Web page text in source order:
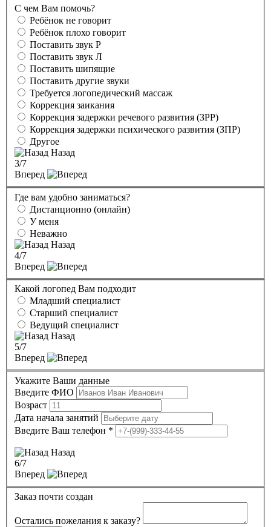
С чем Вам помочь?
Ребёнок не говорит
Ребёнок плохо говорит
Поставить звук Р
Поставить звук Л
Поставить шипящие
Поставить другие звуки
Требуется логопедический массаж
Коррекция заикания
Коррекция задержки речевого развития (ЗРР)
Коррекция задержки психического развития (ЗПР)
Другое
Назад
3/7
Вперед
Где вам удобно заниматься?
Дистанционно (онлайн)
У меня
Неважно
Назад
4/7
Вперед
Какой логопед Вам подходит
Младший специалист
Старший специалист
Ведущий специалист
Назад
5/7
Вперед
Укажите Ваши данные
Введите ФИО
Возраст
Дата начала занятий
Введите Ваш телефон *
Назад
6/7
Вперед
Заказ почти создан
Остались пожелания к заказу?